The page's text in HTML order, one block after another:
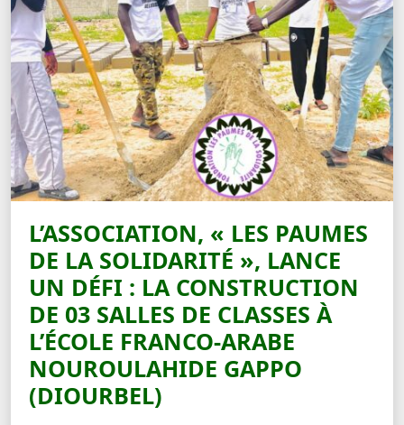
L’ASSOCIATION, « LES PAUMES
DE LA SOLIDARITÉ », LANCE
UN DÉFI : LA CONSTRUCTION
DE 03 SALLES DE CLASSES À
L’ÉCOLE FRANCO-ARABE
NOUROULAHIDE GAPPO
(DIOURBEL)